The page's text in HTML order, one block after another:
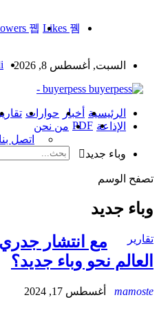
Followers
السبت, أغسطس 8, 2026
buyerpess -
الرئيسية أخبار حوارات تقارير
الإذاعة PDF من نحن
اتصل بنا
وباء جديد
الوسم
جديد
مع انتشار جدري
نحو وباء جديد؟
أغسطس 17, 2024